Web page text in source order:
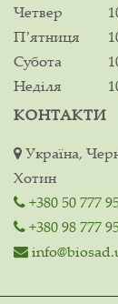
Четвер
Пʼятниця
Субота
Неділя
КОНТАКТИ
Україна,
Хотин
+380 50 777
+380 98 777